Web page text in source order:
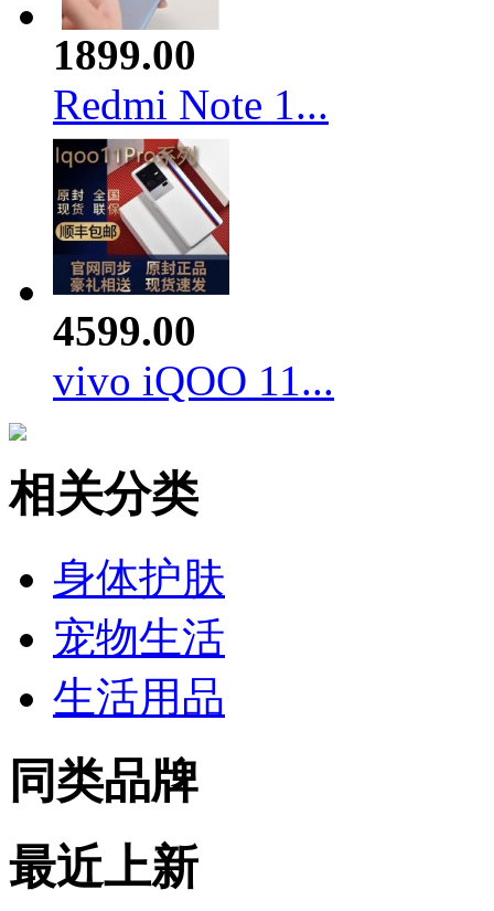
1899.00
Redmi Note 1...
4599.00
vivo iQOO 11...
相关分类
身体护肤
宠物生活
生活用品
同类品牌
最近上新